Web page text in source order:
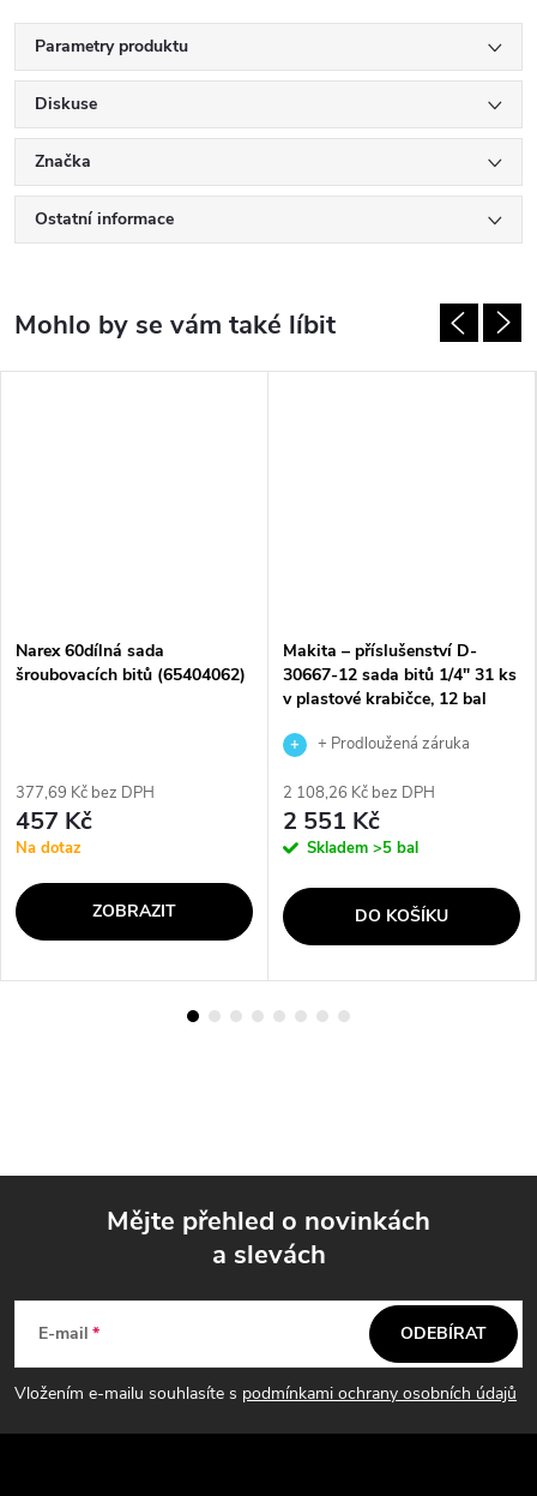
Parametry produktu
Diskuse
Značka
Ostatní informace
Narex 60dílná sada
šroubovacích bitů (65404062)
377,69 Kč bez DPH
457 Kč
Na dotaz
ZOBRAZIT
Makita – příslušenství D-
30667-12 sada bitů 1/4" 31 ks
v plastové krabičce, 12 bal
+ Prodloužená záruka
2 108,26 Kč bez DPH
2 551 Kč
Skladem >5 bal
DO KOŠÍKU
p
Mějte přehled o novinkách
a slevách
E-mail
Vložením e-mailu souhlasíte s podmínkami ochrany osobních údajů
ODEBÍRAT